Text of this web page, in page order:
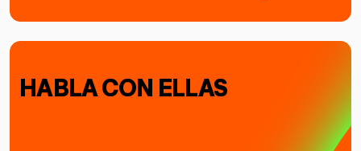
HABLA CON ELLAS